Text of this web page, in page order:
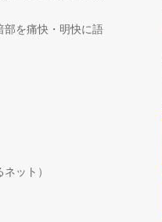
部を痛快・明快に語
ット）